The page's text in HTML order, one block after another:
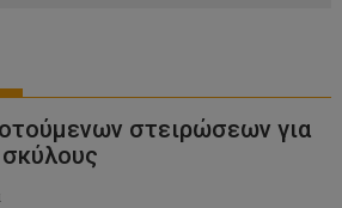
στειρώσεων για